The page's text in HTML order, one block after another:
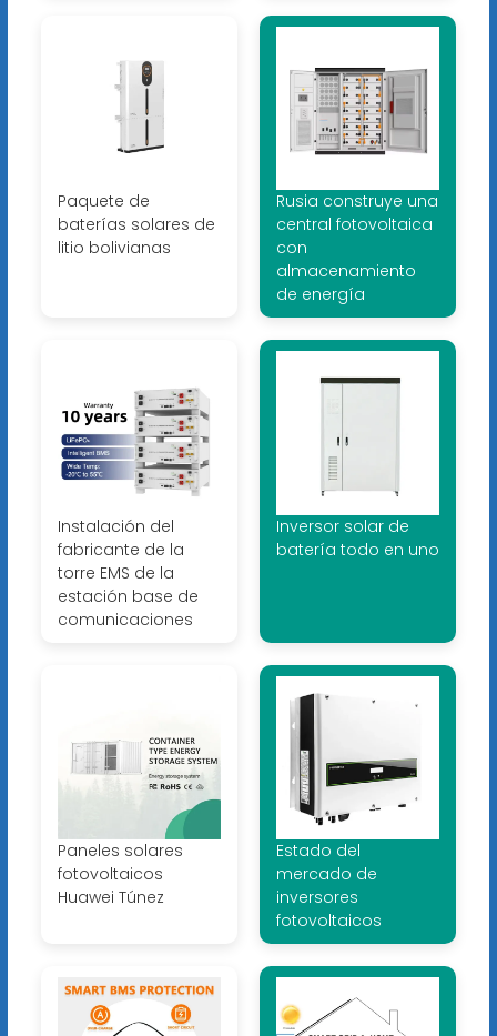
Paquete de
baterías solares de
litio bolivianas
Rusia construye una
central fotovoltaica
con
almacenamiento
de energía
Instalación del
fabricante de la
torre EMS de la
estación base de
comunicaciones
Inversor solar de
batería todo en uno
Paneles solares
fotovoltaicos
Huawei Túnez
Estado del
mercado de
inversores
fotovoltaicos